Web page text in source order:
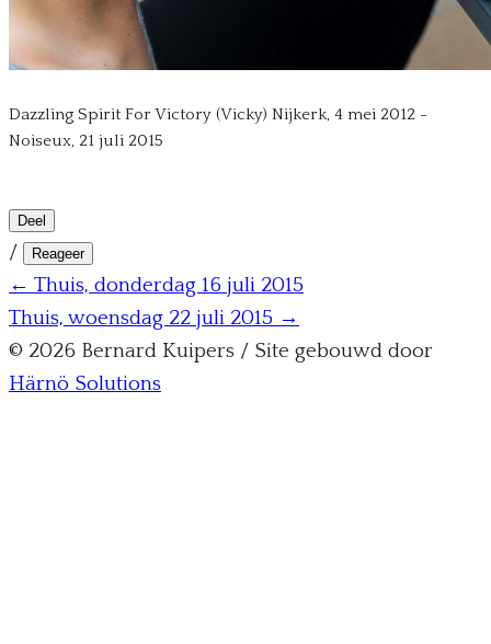
Dazzling Spirit For Victory (Vicky) Nijkerk, 4 mei 2012 -
Noiseux, 21 juli 2015
Deel
/ Reageer
← Thuis, donderdag 16 juli 2015
Thuis, woensdag 22 juli 2015 →
© 2026 Bernard Kuipers / Site gebouwd door
Härnö Solutions